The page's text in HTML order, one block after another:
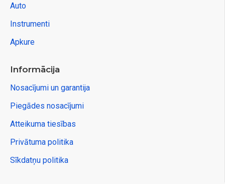
Auto
Instrumenti
Apkure
Informācija
Nosacījumi un garantija
Piegādes nosacījumi
Atteikuma tiesības
Privātuma politika
Sīkdatņu politika